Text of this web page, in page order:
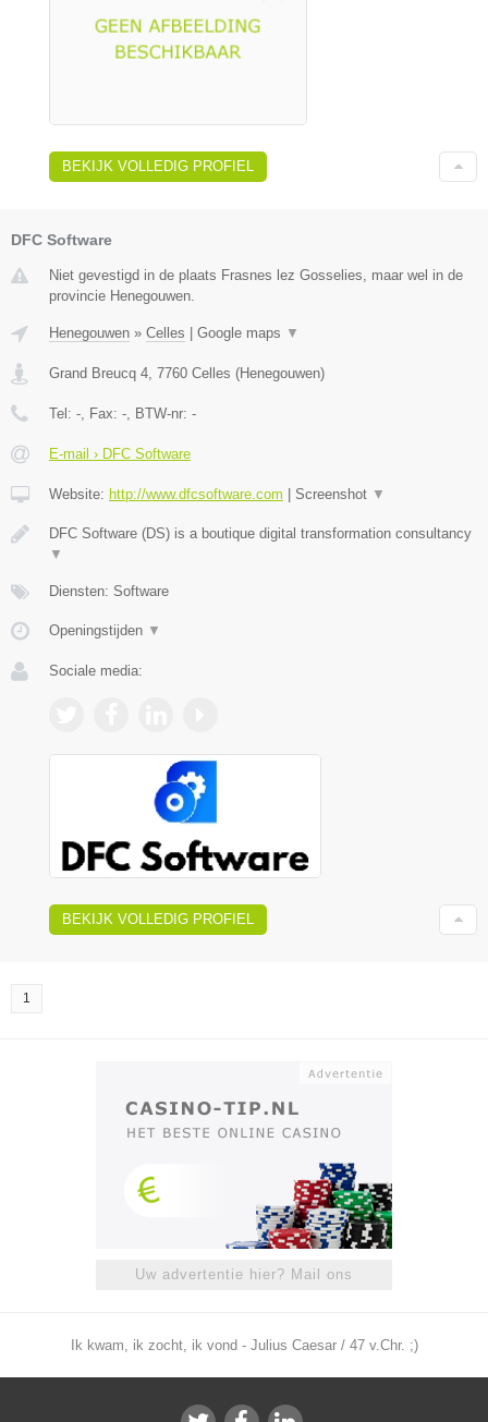
BEKIJK VOLLEDIG PROFIEL
DFC Software
Niet gevestigd in de plaats Frasnes lez Gosselies, maar wel in de
provincie Henegouwen.
Henegouwen » Celles | Google maps ▼
Grand Breucq 4 7760 Celles (Henegouwen)
Tel: - , Fax: - , BTW-nr: -
E-mail › DFC Software
Website: http://www.dfcsoftware.com | Screenshot ▼
DFC Software (DS) is a boutique digital transformation consultancy
▼
Diensten: Software
Openingstijden ▼
Sociale media:
BEKIJK VOLLEDIG PROFIEL
1
Uw advertentie hier? Mail ons
Ik kwam, ik zocht, ik vond - Julius Caesar / 47 v.Chr. ;)